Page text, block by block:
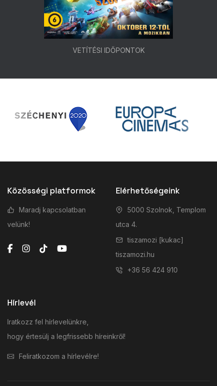
VETÍTÉSI IDŐPONTOK
Közösségi platformok
Maradj kapcsolatban
velünk!
Elérhetőségeink
5000 Szolnok, Templom
utca 4.
tiszamozi [kukac]
tiszamozi.hu
+36 56 424 910
Hírlevél
Iratkozz fel hírlevelünkre,
hogy értesülj a legfrissebb híreinkről!
Feliratkozom a hírlevélre!